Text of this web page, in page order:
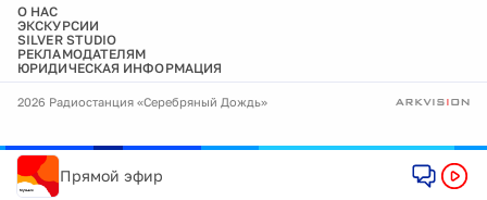
О НАС
ЭКСКУРСИИ
SILVER STUDIO
РЕКЛАМОДАТЕЛЯМ
ЮРИДИЧЕСКАЯ ИНФОРМАЦИЯ
2026 Радиостанция «Серебряный Дождь»
Прямой эфир